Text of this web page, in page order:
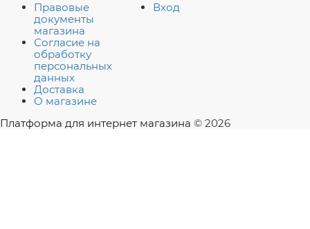
Правовые
документы
магазина
Согласие на
обработку
персональных
данных
Доставка
О магазине
Вход
Платформа для интернет магазина © 2026